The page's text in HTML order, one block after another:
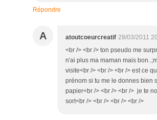
Répondre
A atoutcoeurcreatif 28/03/2011
<br /> <br /> ton pseudo me
n'ai plus ma maman mais
visite<br /> <br /> <br /> est ce
prénom si tu me le donnes bien
papier<br /> <br /> <br /> je te
sort<br /> <br /> <br /> <br />